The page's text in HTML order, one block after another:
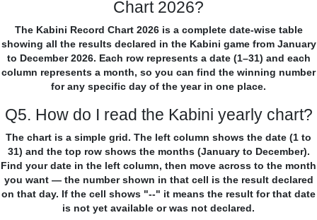
Chart 2026?
The Kabini Record Chart 2026 is a complete date-wise table
showing all the results declared in the Kabini game from January
to December 2026. Each row represents a date (1–31) and each
column represents a month, so you can find the winning number
for any specific day of the year in one place.
Q5. How do I read the Kabini yearly chart?
The chart is a simple grid. The left column shows the date (1 to
31) and the top row shows the months (January to December).
Find your date in the left column, then move across to the month
you want — the number shown in that cell is the result declared
on that day. If the cell shows "--" it means the result for that date
is not yet available or was not declared.